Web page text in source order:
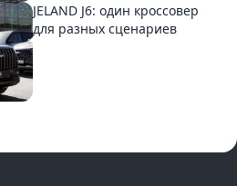
JELAND J6: один кроссовер
для разных сценариев